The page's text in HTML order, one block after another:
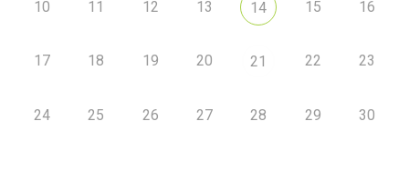
10 11 12 13 14 15 16
17 18 19 20 21 22 23
24 25 26 27 28 29 30